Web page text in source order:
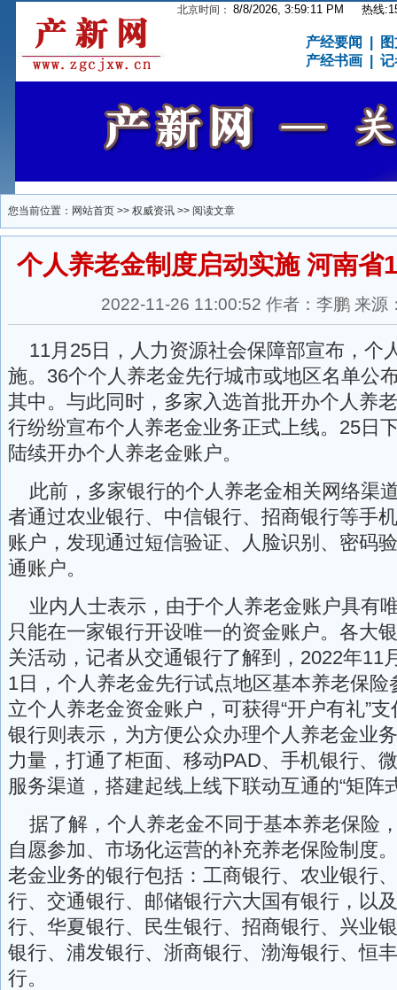
北京时间： 8/8/2026, 3:59:11 PM 热线
产经要闻
产经书画
记
您当前位置： 网站首页 >> 权威资讯 >> 阅读文章
个人养老金制度启动实施 河南省
2022-11-26 11:00:52 作者：李鹏 来
11月25日，人力资源社会保障部宣布，个
施。36个个人养老金先行城市或地区名单公
其中。与此同时，多家入选首批开办个人养
行纷纷宣布个人养老金业务正式上线。25日
陆续开办个人养老金账户。
此前，多家银行的个人养老金相关网络渠
者通过农业银行、中信银行、招商银行等手
账户，发现通过短信验证、人脸识别、密码
通账户。
业内人士表示，由于个人养老金账户具有
只能在一家银行开设唯一的资金账户。各大
关活动，记者从交通银行了解到，2022年
1日，个人养老金先行试点地区基本养老保
立个人养老金资金账户，可获得“开户有礼”
银行则表示，为方便公众办理个人养老金业
力量，打通了柜面、移动PAD、手机银行、
服务渠道，搭建起线上线下联动互通的“矩阵
据了解，个人养老金不同于基本养老保险
自愿参加、市场化运营的补充养老保险制度
老金业务的银行包括：工商银行、农业银行
行、交通银行、邮储银行六大国有银行，以
行、华夏银行、民生银行、招商银行、兴业
银行、浦发银行、浙商银行、渤海银行、恒
行。